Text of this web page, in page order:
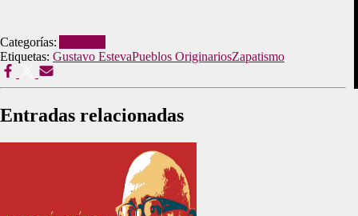
Categorías:
Etiquetas: Gustavo EstevaPueblos OriginariosZapatismo
Entradas relacionadas